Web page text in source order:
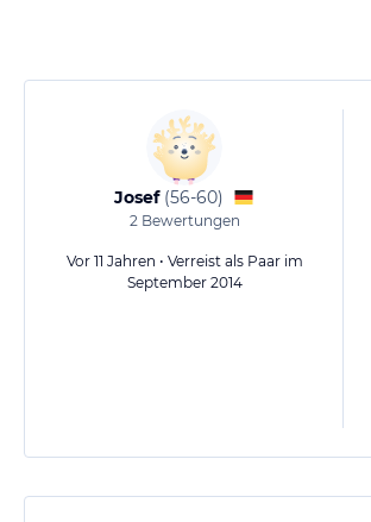
Josef (56-60)
2 Bewertungen
Vor 11 Jahren • Verreist als Paar im
September 2014